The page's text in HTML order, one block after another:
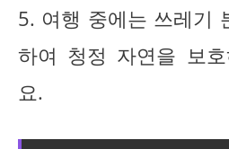
5. 여행 중에는 쓰레기
하여 청정 자연을 보
요.